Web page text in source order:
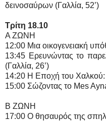
δεινοσαύρων (Γαλλία, 52’)
Τρίτη 18.10
Α ΖΩΝΗ
12:00 Μια οικογενειακή
13:45 Ερευνώντας το
(Γαλλία, 26’)
14:20 H Εποχή του Χαλκού:
15:00 Σώζοντας το Mes
Β ΖΩΝΗ
17:00 O θησαυρός της